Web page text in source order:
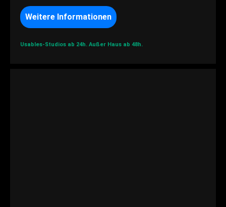
Weitere Informationen
Usables-Studios ab 24h. Außer Haus ab 48h.